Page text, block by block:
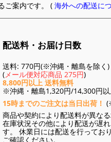
ご案内です。 (海外への配送に
配送料・お届け日数
送料: 770円(※沖縄・離島を除く)
(メール便対応商品 275円)
8,800円以上 送料無料
※沖縄・離島1,320円/14,300円
15時までのご注文は当日出荷！
商品や契約により配送料が異なる
在庫状況その他により配送が遅
す。 休業日には配送を行ってお
ご確認ください。